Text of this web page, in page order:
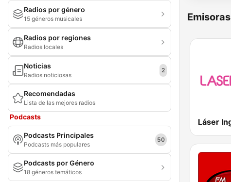
Radios por género
15 géneros musicales
Radios por regiones
Radios locales
Noticias
Radios noticiosas
2
Recomendadas
Lista de las mejores radios
Podcasts
Podcasts Principales
Podcasts más populares
50
Podcasts por Género
18 géneros temáticos
Láser